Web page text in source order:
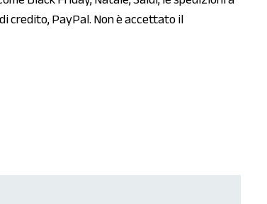
credito, PayPal. Non è accettato il